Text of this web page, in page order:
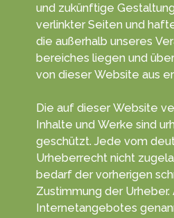
und zukünf­tige
verlinkter Seiten und
die außerhalb unseres
bereiches liegen und über einen
von dieser Web­site aus
Die auf dieser Website
Inhalte und Werke sind
geschützt. Jede vom deutschen
Urheberrecht nicht
bedarf der vorherigen
Zustimmung der
Internetangebotes